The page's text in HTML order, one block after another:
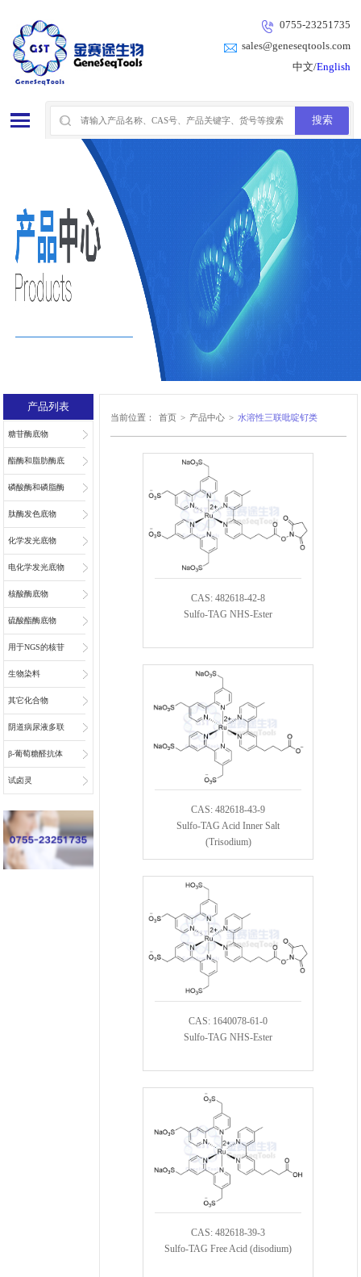
0755-23251735
sales@geneseqtools.com
中文/English
产品列表
糖苷酶底物
酯酶和脂肪酶底
物
磷酸酶和磷脂酶
底物
肽酶发色底物
化学发光底物
电化学发光底物
核酸酶底物
硫酸酯酶底物
用于NGS的核苷
和核苷酸
生物染料
其它化合物
阴道病尿液多联
检底物
β-葡萄糖醛抗体
偶联物连接子
试卤灵
当前位置： 首页 > 产品中心 > 水溶性三联吡啶钌类
CAS: 482618-42-8
Sulfo-TAG NHS-Ester
CAS: 482618-43-9
Sulfo-TAG Acid Inner Salt
(Trisodium)
CAS: 1640078-61-0
Sulfo-TAG NHS-Ester
CAS: 482618-39-3
Sulfo-TAG Free Acid (disodium)